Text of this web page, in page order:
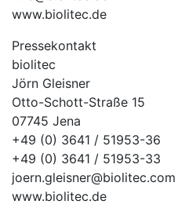
www.biolitec.de
Pressekontakt
biolitec
Jörn Gleisner
Otto-Schott-Straße 15
07745 Jena
+49 (0) 3641 / 51953-36
+49 (0) 3641 / 51953-33
joern.gleisner@biolitec.com
www.biolitec.de